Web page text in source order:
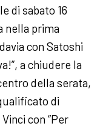
di sabato 16
nella prima
con Satoshi
a chiudere la
della serata,
di
con “Per